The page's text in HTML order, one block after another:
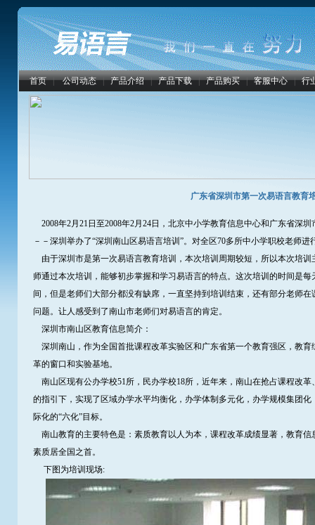
首页 | 公司动态 | 产品介绍 | 产品下载 | 产品购买 | 客服中心 | 行
广东省深圳市第一次易语言教育
2008年2月21日至2008年2月24日，北京中小学教育信息中心和广东省深
－－深圳举办了“深圳南山区易语言培训”。对全区70多所中小学职校老师
由于深圳市是第一次易语言教育培训，本次培训周期较短，所以本次培
师通过本次培训，能够初步掌握和学习易语言的特点。这次培训的时间是
间，但是老师们大部分都没有缺席，一直坚持到培训结束，还有部分老师
问题。让人感受到了南山市老师们对易语言的肯定。
深圳市南山区教育信息简介：
深圳南山，作为全国首批课程改革实验区和广东省第一个教育强区，教
革的窗口和实验基地。
南山区现有公办学校51所，民办学校18所，近年来，南山在抢占课程改
的指引下，实现了区域办学水平均衡化，办学体制多元化，办学规模集团
际化的“六化”目标。
南山教育的主要特色是：素质教育以人为本，课程改革成绩显著，教育
素质居全国之首。
下图为培训现场: